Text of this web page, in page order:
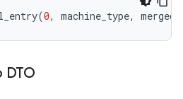
(0, machine_type,
DTO